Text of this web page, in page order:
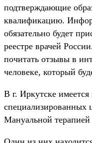
подтверждающие
квалификацию.
обязательно будет
реестре врачей
почитать отзывы в
человеке, который
В г. Иркутске имеется
специализированных
Мануальной